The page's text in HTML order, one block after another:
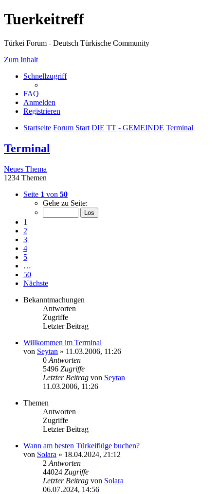
Tuerkeitreff
Türkei Forum - Deutsch Türkische Community
Zum Inhalt
Schnellzugriff
FAQ
Anmelden
Registrieren
Startseite Forum Start DIE TT - GEMEINDE Terminal
Terminal
Neues Thema
1234 Themen
Seite 1 von 50
Gehe zu Seite:
1
2
3
4
5
…
50
Nächste
Bekanntmachungen
Antworten
Zugriffe
Letzter Beitrag
Willkommen im Terminal
von Seytan » 11.03.2006, 11:26
0 Antworten
5496 Zugriffe
Letzter Beitrag von Seytan
11.03.2006, 11:26
Themen
Antworten
Zugriffe
Letzter Beitrag
Wann am besten Türkeiflüge buchen?
von Solara » 18.04.2024, 21:12
2 Antworten
44024 Zugriffe
Letzter Beitrag von Solara
06.07.2024, 14:56